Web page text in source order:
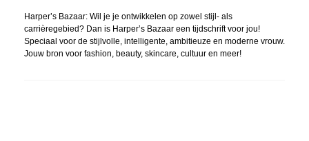
Harper’s Bazaar: Wil je je ontwikkelen op zowel stijl- als
carrièregebied? Dan is Harper’s Bazaar een tijdschrift voor jou!
Speciaal voor de stijlvolle, intelligente, ambitieuze en moderne vrouw.
Jouw bron voor fashion, beauty, skincare, cultuur en meer!